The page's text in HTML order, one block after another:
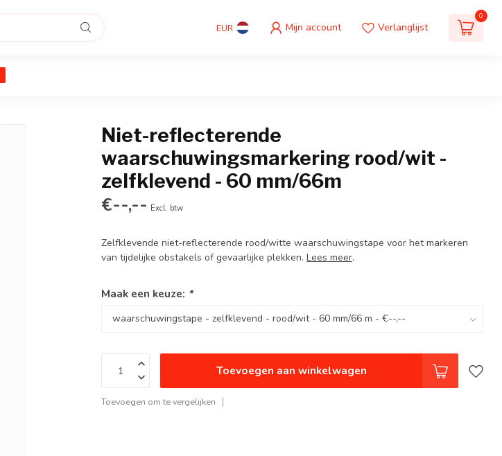
EUR Mijn account Verlanglijst
0
Niet-reflecterende
waarschuwingsmarkering rood/wit -
zelfklevend - 60 mm/66m
€--,-- Excl. btw
Zelfklevende niet-reflecterende rood/witte waarschuwingstape voor het markeren
van tijdelijke obstakels of gevaarlijke plekken.Lees meer.
Maak een keuze: *
Toevoegen aan winkelwagen
Toevoegen om te vergelijken